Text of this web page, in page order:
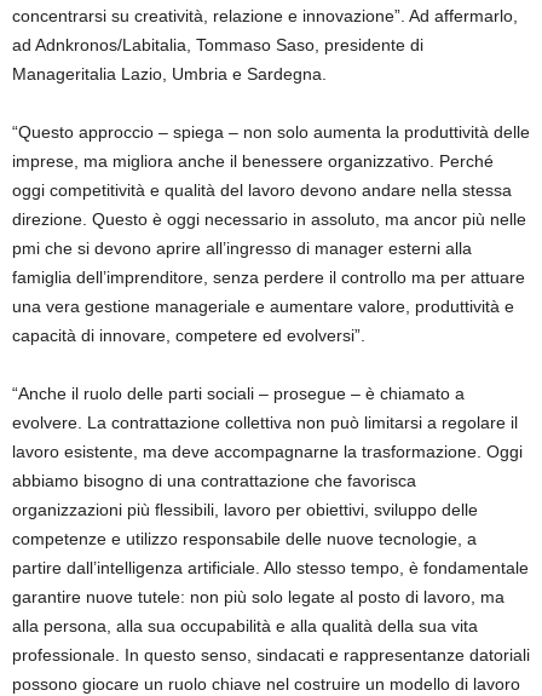
concentrarsi su creatività, relazione e innovazione”. Ad affermarlo,
ad Adnkronos/Labitalia, Tommaso Saso, presidente di
Manageritalia Lazio, Umbria e Sardegna.
“Questo approccio – spiega – non solo aumenta la produttività delle
imprese, ma migliora anche il benessere organizzativo. Perché
oggi competitività e qualità del lavoro devono andare nella stessa
direzione. Questo è oggi necessario in assoluto, ma ancor più nelle
pmi che si devono aprire all’ingresso di manager esterni alla
famiglia dell’imprenditore, senza perdere il controllo ma per attuare
una vera gestione manageriale e aumentare valore, produttività e
capacità di innovare, competere ed evolversi”.
“Anche il ruolo delle parti sociali – prosegue – è chiamato a
evolvere. La contrattazione collettiva non può limitarsi a regolare il
lavoro esistente, ma deve accompagnarne la trasformazione. Oggi
abbiamo bisogno di una contrattazione che favorisca
organizzazioni più flessibili, lavoro per obiettivi, sviluppo delle
competenze e utilizzo responsabile delle nuove tecnologie, a
partire dall’intelligenza artificiale. Allo stesso tempo, è fondamentale
garantire nuove tutele: non più solo legate al posto di lavoro, ma
alla persona, alla sua occupabilità e alla qualità della sua vita
professionale. In questo senso, sindacati e rappresentanze datoriali
possono giocare un ruolo chiave nel costruire un modello di lavoro